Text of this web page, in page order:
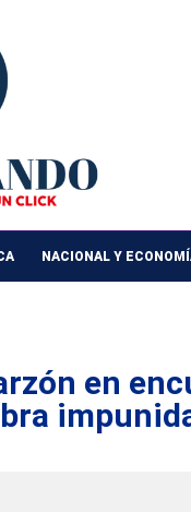
NACIONAL Y
en